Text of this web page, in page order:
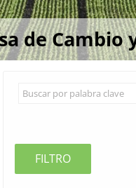
de
FILTRO